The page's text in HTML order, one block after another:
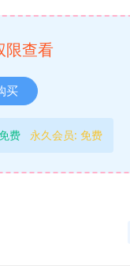
限查看
买
费 永久会员: 免费